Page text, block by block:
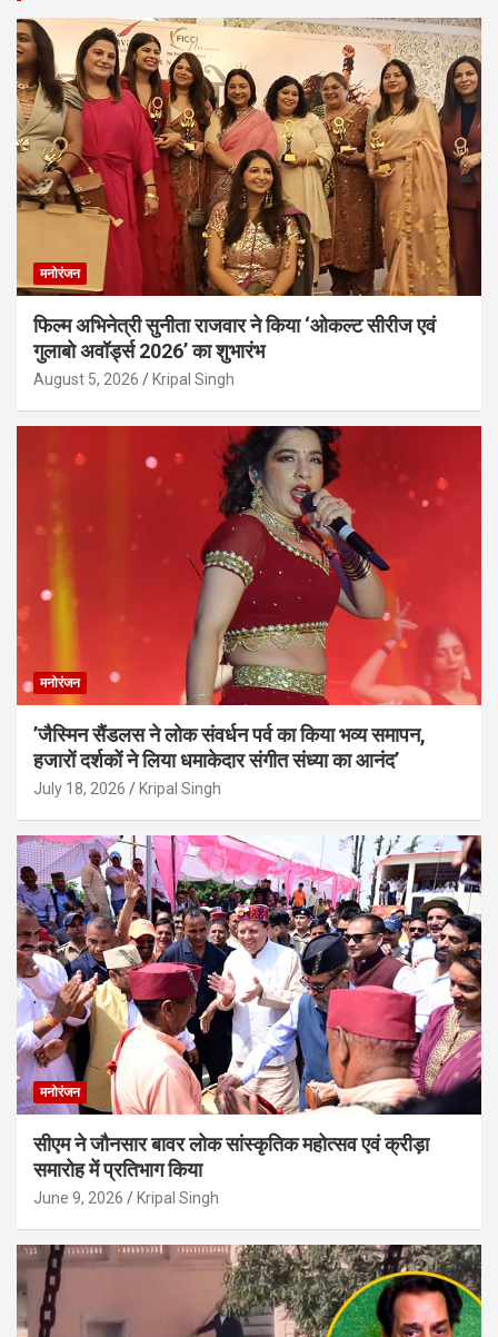
मनोरंजन
फिल्म अभिनेत्री सुनीता राजवार ने किया ‘ओकल्ट सीरीज एवं
गुलाबो अवॉर्ड्स 2026’ का शुभारंभ
August 5, 2026 Kripal Singh
मनोरंजन
’जैस्मिन सैंडलस ने लोक संवर्धन पर्व का किया भव्य समापन,
हजारों दर्शकों ने लिया धमाकेदार संगीत संध्या का आनंद’
July 18, 2026 Kripal Singh
मनोरंजन
सीएम ने जौनसार बावर लोक सांस्कृतिक महोत्सव एवं क्रीड़ा
समारोह में प्रतिभाग किया
June 9, 2026 Kripal Singh